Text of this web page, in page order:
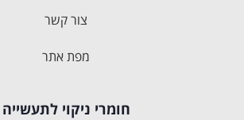
צור קשר
מפת אתר
חומרי ניקוי לתעשייה